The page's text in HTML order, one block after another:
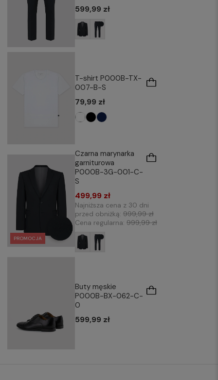
599,99 zł
T-shirt P000B-TX-
007-B-S
79,99 zł
PROMOCJA
Czarna marynarka
garniturowa
P000B-3G-001-C-
S
499,99 zł
Najniższa cena z 30 dni
przed obniżką: 999,99 zł
Cena regularna: 999,99 zł
Buty męskie
P000B-BX-062-C-
0
599,99 zł